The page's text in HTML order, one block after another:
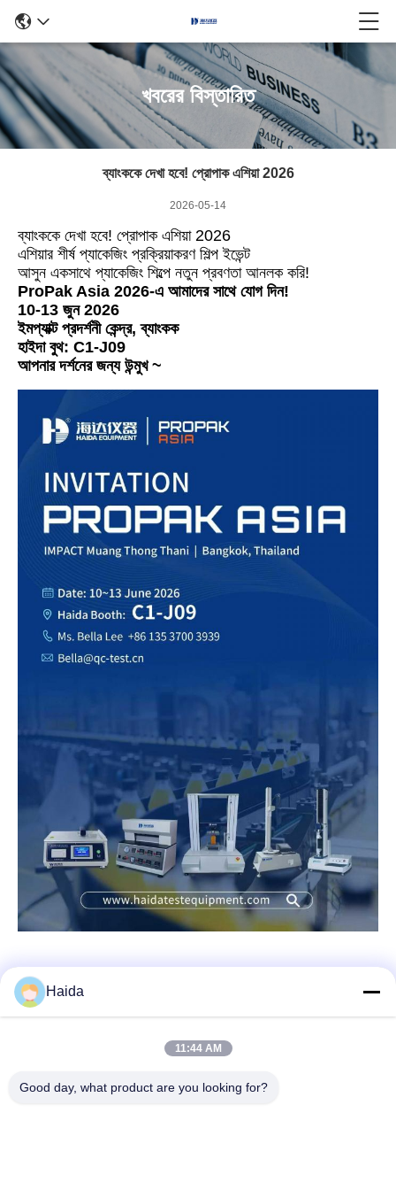
খবরের বিস্তারিত
ব্যাংককে দেখা হবে! প্রোপাক এশিয়া 2026
2026-05-14
ব্যাংককে দেখা হবে! প্রোপাক এশিয়া 2026
এশিয়ার শীর্ষ প্যাকেজিং প্রক্রিয়াকরণ শিল্প ইভেন্ট
আসুন একসাথে প্যাকেজিং শিল্পে নতুন প্রবণতা আনলক করি!
ProPak Asia 2026-এ আমাদের সাথে যোগ দিন!
10-13 জুন 2026
ইমপ্যাক্ট প্রদর্শনী কেন্দ্র, ব্যাংকক
হাইদা বুথ: C1-J09
আপনার দর্শনের জন্য উন্মুখ ~
ঠিকানা
Haida
11:44 AM
Good day, what product are you looking for?